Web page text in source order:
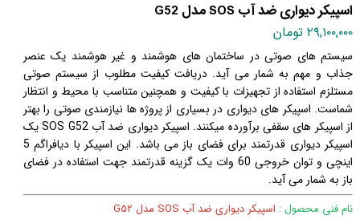
اسپیکر دیواری ضد آب SOS مدل G52
۲۹,۱۰۰,۰۰۰ تومان
سیستم های صوتی در ساختمان های هوشمند و غیر هوشمند یک عنصر
جذاب و مهم به شمار می آید. دریافت کیفیت مطلوب از سیستم صوتی
مستلزم استفاده از تجهیزات با کیفیت و همچنین متناسب با محیط و انتظار
شماست. اسپیکر های دیواری در بسیاری از پروژه ها نیازمندی صوتی را بهتر
از اسپیکر های سقفی برآورده میکنند. اسپیکر دیواری ضد آب SOS G52 یک
اسپیکر دیواری قدرتمند برای فضای باز می باشد. این اسپیکر با دیافراگم 5
اینچی و توان خروجی 60 وات یک گزینه قدرتمند جهت استفاده در فضای
باز به شمار می آید.
نام فنی محصول : اسپیکر دیواری ضد آب SOS مدل G52